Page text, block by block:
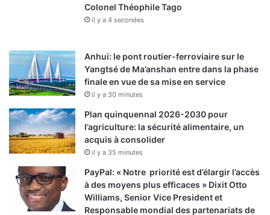
Colonel Théophile Tago
il y a 4 secondes
Yangtsé de Ma’anshan entre dans la phase
finale en vue de sa mise en service
il y a 30 minutes
Plan quinquennal 2026-2030 pour
l’agriculture: la sécurité alimentaire, un
acquis à consolider
il y a 35 minutes
PayPal: « Notre priorité est d’élargir l’accès
à des moyens plus efficaces » Dixit Otto
Williams, Senior Vice President et
Responsable mondial des partenariats de
PAYPAL